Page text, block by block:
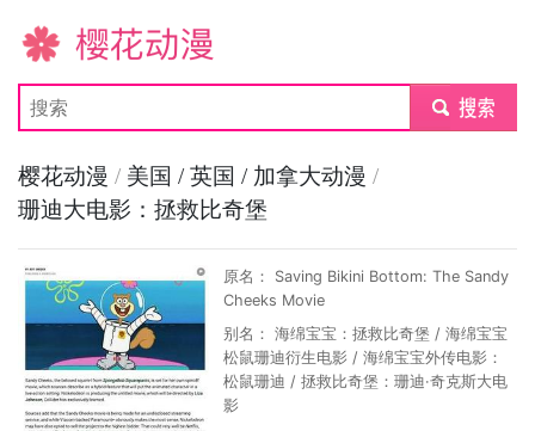
樱花动漫
submit
樱花动漫 / 美国 / 英国 / 加拿大动漫 /
珊迪大电影：拯救比奇堡
原名： Saving Bikini Bottom: The Sandy
Cheeks Movie
别名： 海绵宝宝：拯救比奇堡 / 海绵宝宝
松鼠珊迪衍生电影 / 海绵宝宝外传电影：
松鼠珊迪 / 拯救比奇堡：珊迪·奇克斯大电
影